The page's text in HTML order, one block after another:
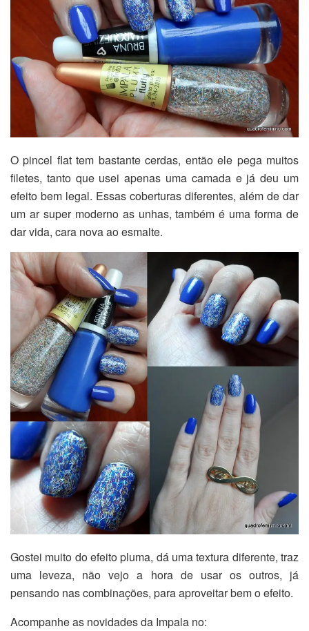
O pincel flat tem bastante cerdas, então ele pega muitos
filetes, tanto que usei apenas uma camada e já deu um
efeito bem legal. Essas coberturas diferentes, além de dar
um ar super moderno as unhas, também é uma forma de
dar vida, cara nova ao esmalte.
Gostei muito do efeito pluma, dá uma textura diferente, traz
uma leveza, não vejo a hora de usar os outros, já
pensando nas combinações, para aproveitar bem o efeito.
Acompanhe as novidades da Impala no: